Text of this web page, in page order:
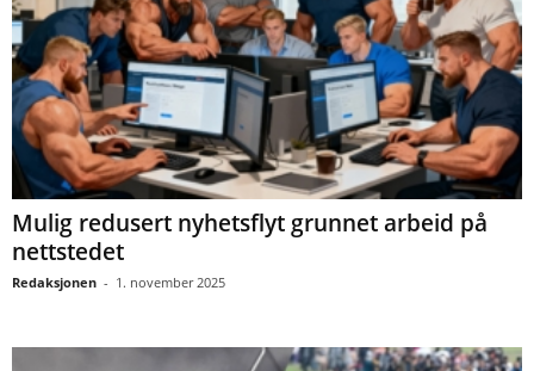
Mulig redusert nyhetsflyt grunnet arbeid på
nettstedet
Redaksjonen - 1. november 2025